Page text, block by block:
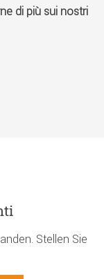
di più sui nostri
Stellen Sie